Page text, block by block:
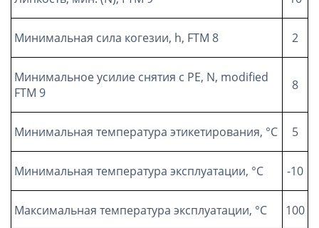
Минимальная сила когезии, h, FTM 8 2
Минимальное усилие снятия с РЕ, N, modified
FTM 9
8
Минимальная температура этикетирования, °C 5
Минимальная температура эксплуатации, °C -10
Максимальная температура эксплуатации, °C 100